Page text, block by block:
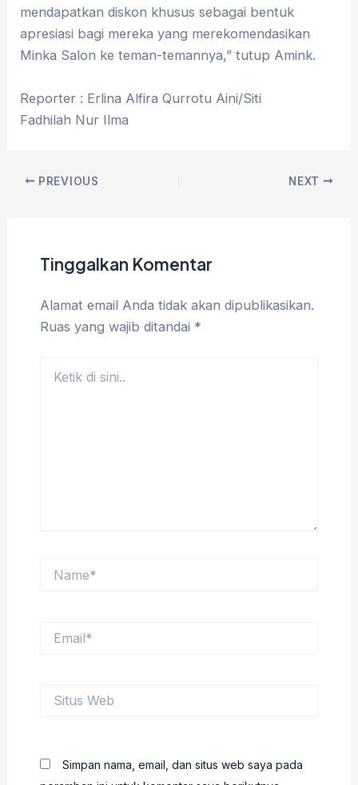
mendapatkan diskon khusus sebagai bentuk
apresiasi bagi mereka yang merekomendasikan
Minka Salon ke teman-temannya,” tutup Amink.
Reporter : Erlina Alfira Qurrotu Aini/Siti
Fadhilah Nur Ilma
PREVIOUS NEXT
Tinggalkan Komentar
Alamat email Anda tidak akan dipublikasikan.
Ruas yang wajib ditandai *
Web
Simpan nama, email, dan situs web saya pada